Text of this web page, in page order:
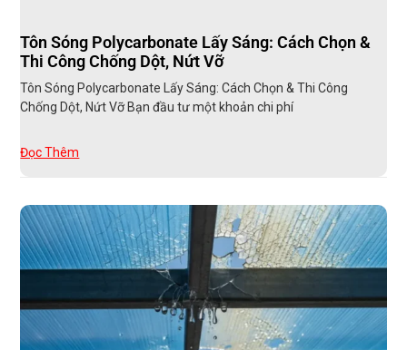
Tôn Sóng Polycarbonate Lấy Sáng: Cách Chọn &
Thi Công Chống Dột, Nứt Vỡ
Tôn Sóng Polycarbonate Lấy Sáng: Cách Chọn & Thi Công
Chống Dột, Nứt Vỡ Bạn đầu tư một khoản chi phí
Đọc Thêm